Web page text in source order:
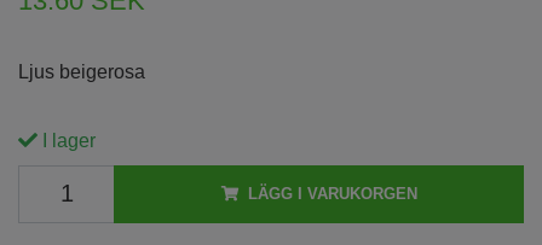
Ljus beigerosa
I lager
LÄGG I VARUKORGEN